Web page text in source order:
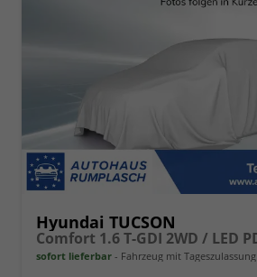
Hyundai TUCSON
sofort lieferbar Fahrzeug mit Tageszulassung